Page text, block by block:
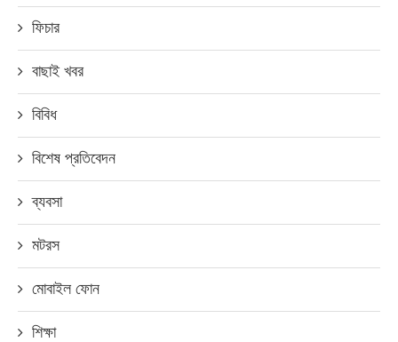
ফিচার
বাছাই খবর
বিবিধ
বিশেষ প্রতিবেদন
ব্যবসা
মটরস
মোবাইল ফোন
শিক্ষা